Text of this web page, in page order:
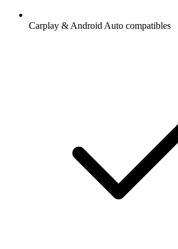
Carplay & Android Auto compatibles